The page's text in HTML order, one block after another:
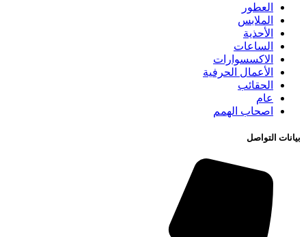
العطور
الملابس
الأحذية
الساعات
الاكسسوارات
الأعمال الحرفية
الحقائب
عام
اصحاب الهمم
بيانات التواصل